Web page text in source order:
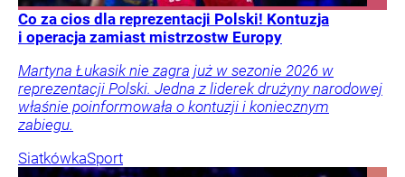
Co za cios dla reprezentacji Polski! Kontuzja
i operacja zamiast mistrzostw Europy
Martyna Łukasik nie zagra już w sezonie 2026 w
reprezentacji Polski. Jedna z liderek drużyny narodowej
właśnie poinformowała o kontuzji i koniecznym
zabiegu.
SiatkówkaSport